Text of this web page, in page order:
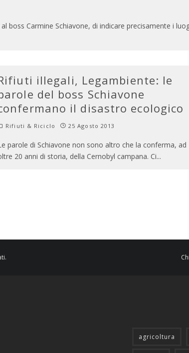
boss Carmine Schiavone, di indicare precisamente i
illegali, Legambiente: le
del boss Schiavone
il disastro ecologico
Rifiuti & Riciclo 25 Agosto 2013
parole di Schiavone non sono altro che la conferma, ad
20 anni di storia, della Cernobyl campana. Ci...
agricoltura